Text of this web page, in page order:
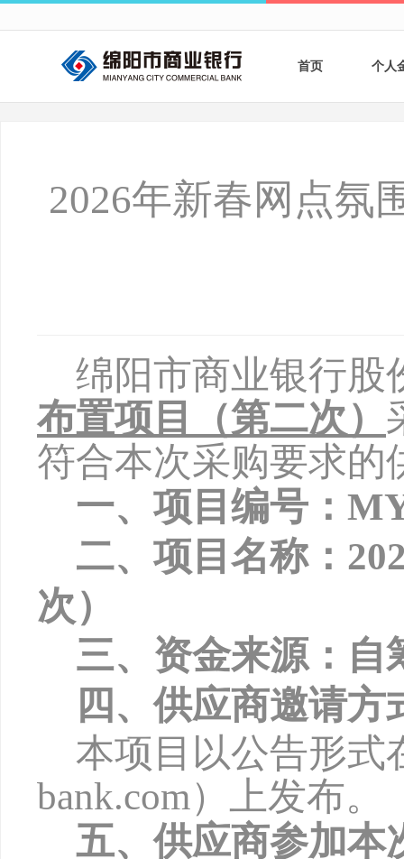
首页 个人
银
2026年新春网点氛
绵阳市商业银行股
布置项目（第二次）
符合本次采购要求的
一、项目编号：
二、项目名称：
次）
三、资金来源：自
四、供应商邀请方
本项目以公告形式
bank.com）上发布。
五、供应商参加本